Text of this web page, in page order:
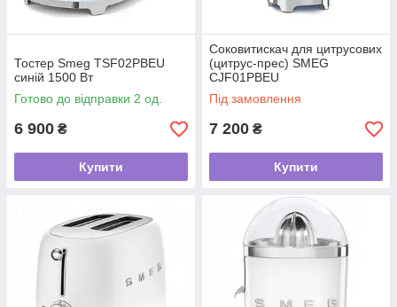
Тостер Smeg TSF02PBEU
синій 1500 Вт
Готово до відправки 2 од.
6 900 ₴
Купити
Соковитискач для цитрусових
(цитрус-прес) SMEG
CJF01PBEU
Під замовлення
7 200 ₴
Купити